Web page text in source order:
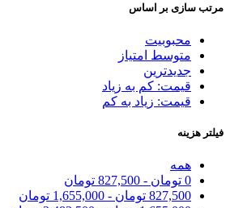
مرتب سازی بر اساس
محبوبیت
متوسط امتیاز
جدیدترین
قیمت: کم به زیاد
قیمت: زیاد به کم
فیلتر هزینه
همه
0 تومان -
827,500 تومان
827,500 تومان -
1,655,000 تومان